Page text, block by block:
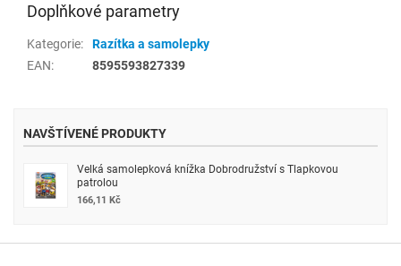
Doplňkové parametry
Kategorie:
Razítka a samolepky
EAN: 8595593827339
NAVŠTÍVENÉ PRODUKTY
Velká samolepková knížka Dobrodružství s Tlapkovou
patrolou
166,11 Kč